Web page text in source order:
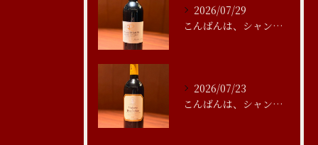
2026/07/29
こんばんは、シャンブルアスリール清水です
2026/07/23
こんばんは、シャンブルアスリール清水です